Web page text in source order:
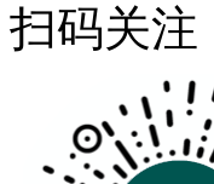
扫码关注